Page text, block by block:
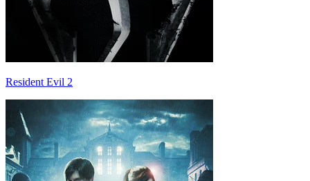
Resident Evil 2